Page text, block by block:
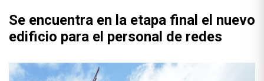
Se encuentra en la etapa final el nuevo
edificio para el personal de redes